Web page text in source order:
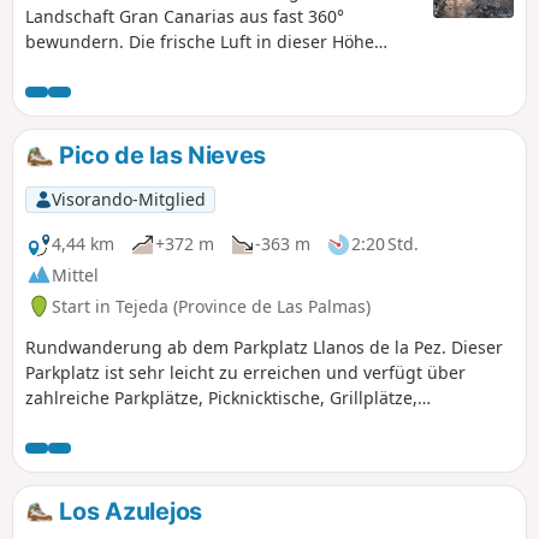
Landschaft Gran Canarias aus fast 360°
bewundern. Die frische Luft in dieser Höhe
Unterholz und Vulkangebiete mit herrlichen
Ausblicken abwechseln.
Pico de las Nieves
Visorando-Mitglied
4,44 km
+372 m -363 m
2:20 Std.
Mittel
Start in Tejeda (Province de Las Palmas)
Rundwanderung ab dem Parkplatz Llanos de la Pez. Dieser
Parkplatz ist sehr leicht zu erreichen und verfügt über
zahlreiche Parkplätze, Picknicktische, Grillplätze,
zahlreiche Wanderungen. Diese Rundwanderung
ermöglicht es Ihnen, den Mirador del Pico de los Pozos de
las Nieves zu besuchen und direkt zum Parkplatz
zurückzukehren. Sie können also entweder die
Los Azulejos